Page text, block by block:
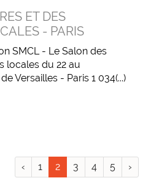
ET DES
- PARIS
SMCL - Le Salon des
locales du 22 au
Versailles - Paris 1 034(...)
‹ 1 2 3 4 5 ›